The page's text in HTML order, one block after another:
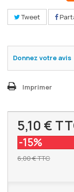
Tweet
Donnez votre avis
Imprimer
5,10 €
-15%
6,00 €TTC